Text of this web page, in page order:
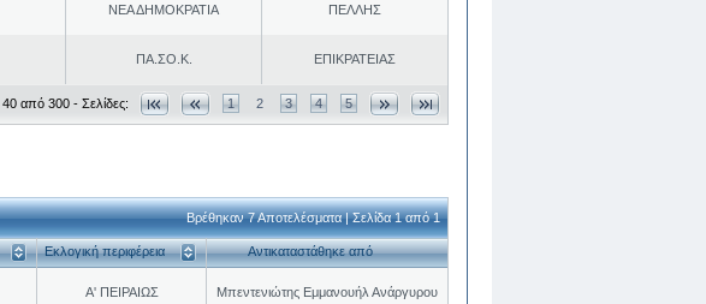
ΝΕΑ ΔΗΜΟΚΡΑΤΙΑ ΠΕΛΛΗΣ
ΠΑ.ΣΟ.Κ. ΕΠΙΚΡΑΤΕΙΑΣ
από 300 - Σελίδες: 1 2 3 4 5
Βρέθηκαν 7 Αποτελέσματα | Σελίδα 1 από 1
Εκλογική περιφέρεια Αντικαταστάθηκε από
Α' ΠΕΙΡΑΙΩΣ Μπεντενιώτης Εμμανουήλ Ανάργυρου